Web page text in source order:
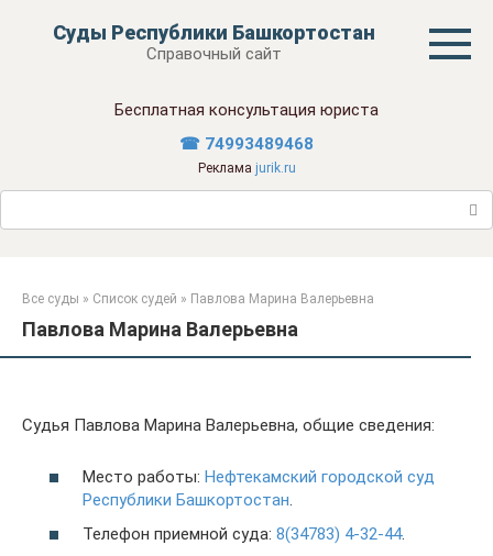
Суды Республики Башкортостан
Справочный сайт
Бесплатная консультация юриста
☎ 74993489468
Реклама jurik.ru
Поиск:
Все суды » Список судей » Павлова Марина Валерьевна
Павлова Марина Валерьевна
Судья Павлова Марина Валерьевна, общие сведения:
Место работы: Нефтекамский городской суд
Республики Башкортостан
Телефон приемной суда: 8(34783) 4-32-44.